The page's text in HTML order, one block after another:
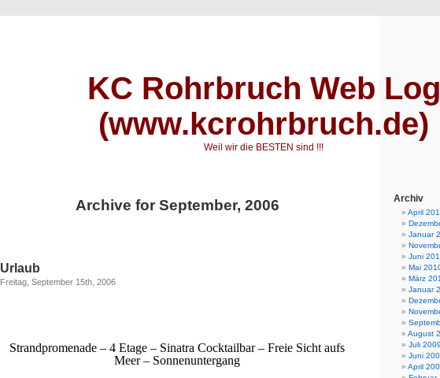
KC Rohrbruch Web Log
(www.kcrohrbruch.de)
Weil wir die BESTEN sind !!!
Archive for September, 2006
Urlaub
Freitag, September 15th, 2006
Strandpromenade – 4 Etage – Sinatra Cocktailbar – Freie Sicht aufs
Meer – Sonnenuntergang
Archiv
April
Januar
Juni
Mai
März
Januar
August
Juli 2009
Juni
April